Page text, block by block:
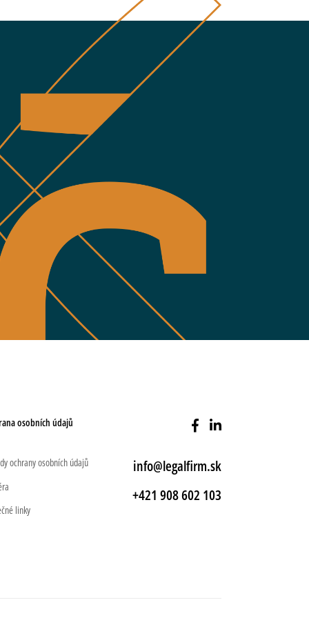
osobních údajů
ochrany osobních údajů
linky
info@legalfirm.sk
+421 908 602 103